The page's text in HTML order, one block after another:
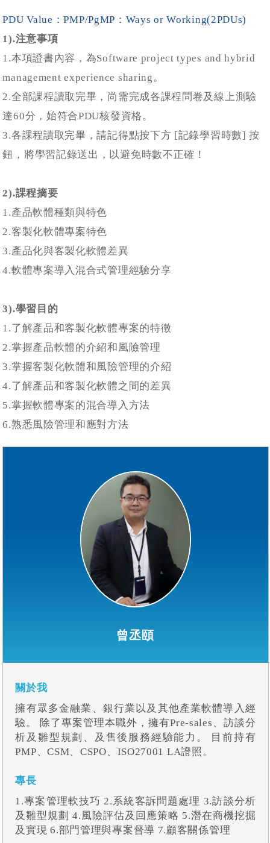
PDU Value：PMP/PgMP：Ways or Working(2PDUs)
1).注意事項
1.本項證書內容，為Software project types and hybrid
management experience sharing。
2.全部課程讀取完畢，尚需完成各課程問卷及線上測驗
達60分，始符合PDU核發資格。
3.各課程讀取完畢，請記得點按下方 [記錄學習時數] 按
鈕，將學習記錄送出，以避免時數不正確！
2).課程摘要
1.產品軟體種類與特色
2.客製化軟體專案特色
3.產品化與客製化軟體差異
4.軟體專案導入混合式管理經驗分享
3).學習目的
1.了解產品和客製化軟體專案的特徵
2.掌握產品軟體的介紹和風險管理
3.掌握客製化軟體和風險管理的介紹
4.了解產品和客製化軟體之間的差異
5.掌握軟體專案的混合導入方法
6.熟悉風險管理和應對方法
曾丞頤
關於我
擁有眾多金融業、銀行業以及其他產業軟體導入經
驗。 除了專案管理本職外，擁有Pre-sales、訪談分
析及雛型規劃、及售後服務經驗能力。 目前持有
PMP、CSM、CSPO、ISO27001 LA證照。
專長
1.專案管理軟技巧 2.系統客訴問題處理 3.訪談分析
及雛型規劃 4.風險評估及回應策略 5.潛在商機挖掘
及實現 6.部門管理與專案督導 7.顧客關係管理